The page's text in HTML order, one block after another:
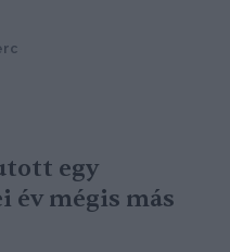
egy
év mégis más